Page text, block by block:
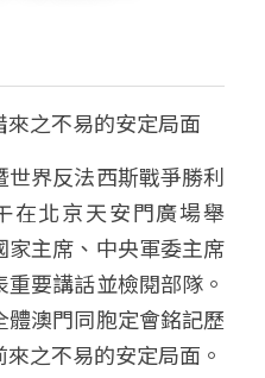
之不易的安定局面
界反法西斯戰爭勝利
在北京天安門廣場舉
主席、中央軍委主席
要講話並檢閱部隊。
澳門同胞定會銘記歷
之不易的安定局面。